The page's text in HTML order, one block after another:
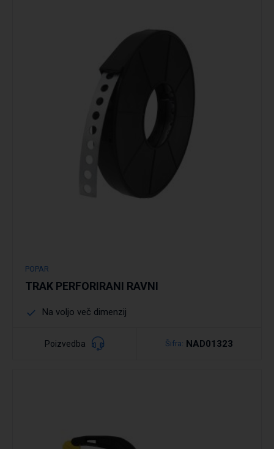
Podrobno
POPAR
TRAK PERFORIRANI RAVNI
Na voljo več dimenzij
Poizvedba Šifra: NAD01323